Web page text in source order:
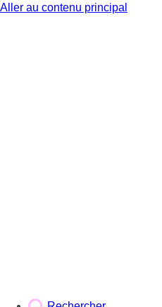
Aller au contenu principal